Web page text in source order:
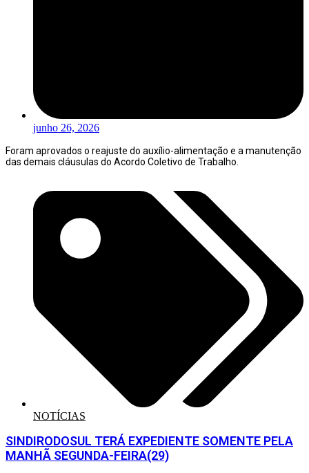
junho 26, 2026
Foram aprovados o reajuste do auxílio-alimentação e a manutenção
das demais cláusulas do Acordo Coletivo de Trabalho.
NOTÍCIAS
SINDIRODOSUL TERÁ EXPEDIENTE SOMENTE PELA
MANHÃ SEGUNDA-FEIRA(29)